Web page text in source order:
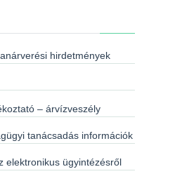
hirdetmények
– árvízveszély
tanácsadás információk
elektronikus ügyintézésről